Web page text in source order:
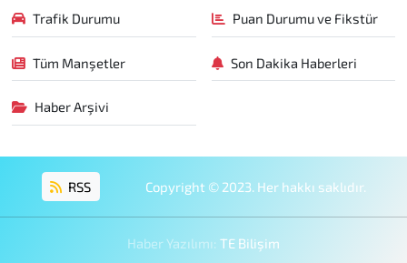
Trafik Durumu Puan Durumu ve Fikstür
Tüm Manşetler Son Dakika Haberleri
Haber Arşivi
RSS Copyright © 2023. Her hakkı saklıdır.
Haber Yazılımı: TE Bilişim